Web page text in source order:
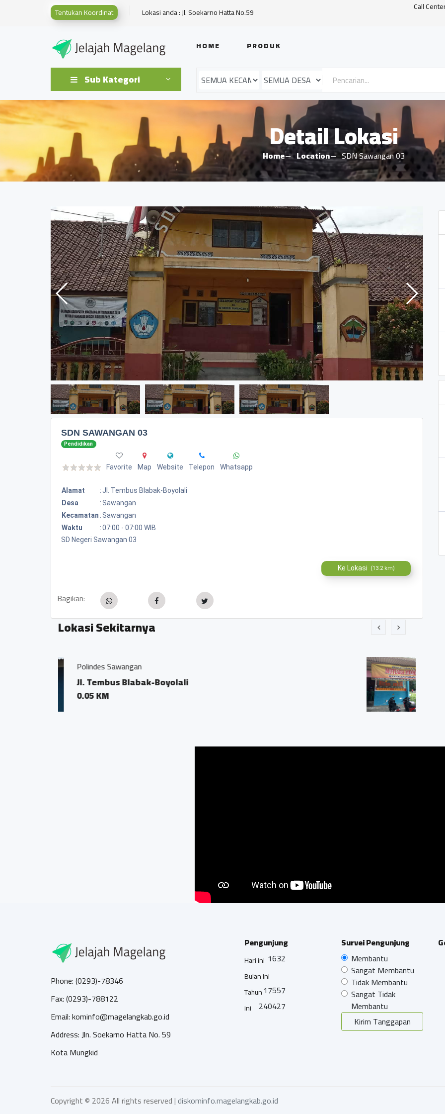
Tentukan Koordinat Lokasi anda : Jl. Soekarno Hatta No.59 Call
HOME PRODUK
Sub Kategori
Detail Lokasi
Home Location SDN Sawangan 03
SDN SAWANGAN 03
Pendidikan
Favorite Map Website Telepon Whatsapp
Alamat : Jl. Tembus Blabak-Boyolali
Desa
: Sawangan
Kecamatan : Sawangan
Waktu
:07:00 - 07:00 WIB
SD Negeri Sawangan 03
Ke Lokasi (13.2 km)
Bagikan:
Lokasi Sekitarnya
Jl. Tembus Blabak-Boyolali
Phone: (0293)-78346
Fax: (0293)-788122
Email: kominfo@magelangkab.go.id
Address: Jln. Soekarno Hatta No. 59
Kota Mungkid
Pengunjung
Hari ini 1632
Bulan ini
17557
Tahun
ini
240427
Survei Pengunjung
Membantu
Sangat Membantu
Tidak Membantu
Sangat Tidak
Membantu
Kirim Tanggapan
Copyright © 2026 All rights reserved |diskominfo.magelangkab.go.id